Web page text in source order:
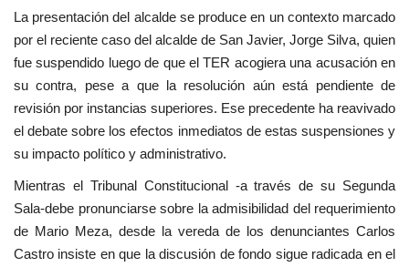
La presentación del alcalde se produce en un contexto marcado
por el reciente caso del alcalde de San Javier, Jorge Silva, quien
fue suspendido luego de que el TER acogiera una acusación en
su contra, pese a que la resolución aún está pendiente de
revisión por instancias superiores. Ese precedente ha reavivado
el debate sobre los efectos inmediatos de estas suspensiones y
su impacto político y administrativo.
Mientras el Tribunal Constitucional -a través de su Segunda
Sala-debe pronunciarse sobre la admisibilidad del requerimiento
de Mario Meza, desde la vereda de los denunciantes Carlos
Castro insiste en que la discusión de fondo sigue radicada en el